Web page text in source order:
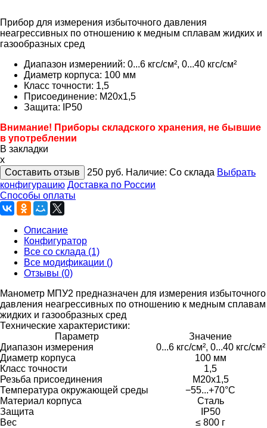
Прибор для измерения избыточного давления
неагрессивных по отношению к медным сплавам жидких и
газообразных сред
Диапазон измерениий: 0...6 кгc/см², 0...40 кгc/см²
Диаметр корпуса: 100 мм
Класс точности: 1,5
Присоединение: М20х1,5
Защита: IP50
Внимание! Приборы складского хранения, не бывшие
в употреблении
В закладки
x
Составить отзыв
250 руб. Наличие: Со склада Выбрать
конфигурацию Доставка по России
Способы оплаты
Описание
Конфигуратор
Все со склада (1)
Все модификации ()
Отзывы (0)
Манометр МПУ2 предназначен для измерения избыточного
давления неагрессивных по отношению к медным сплавам
жидких и газообразных сред
Технические характеристики:
Параметр
Значение
Диапазон измерения
0...6 кгc/см², 0...40 кгc/см²
Диаметр корпуса
100 мм
Класс точности
1,5
Резьба присоединения
М20х1,5
Температура окружающей среды
−55...+70°C
Материал корпуса
Сталь
Защита
IP50
Вес
≤ 800 г